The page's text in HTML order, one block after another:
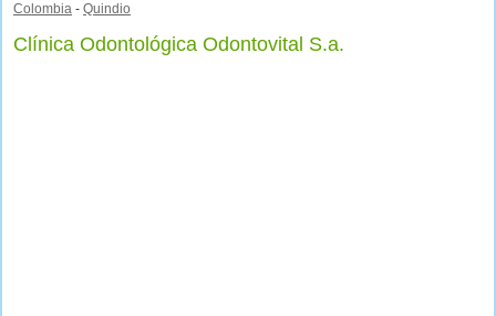
Colombia - Quindio
Clínica Odontológica Odontovital S.a.